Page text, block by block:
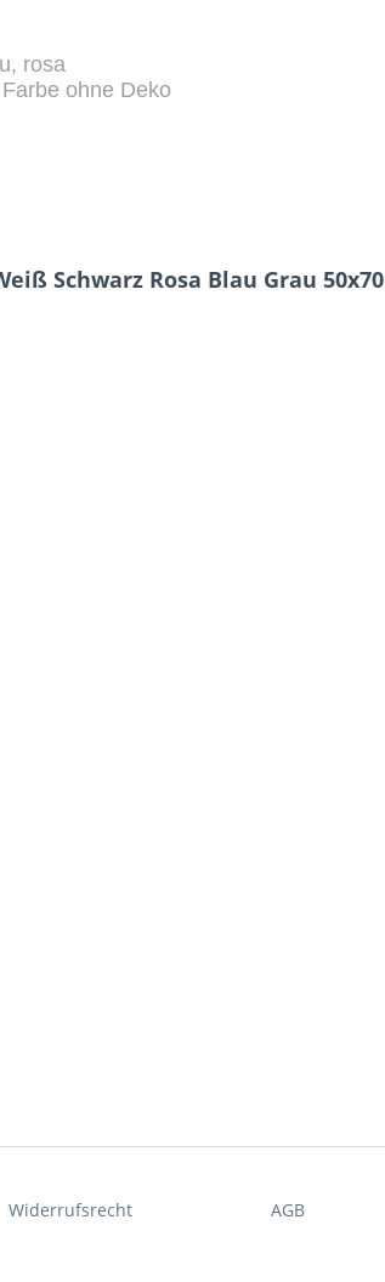
rosa
ohne Deko
Schwarz Rosa Blau Grau 50x70
Widerrufsrecht AGB